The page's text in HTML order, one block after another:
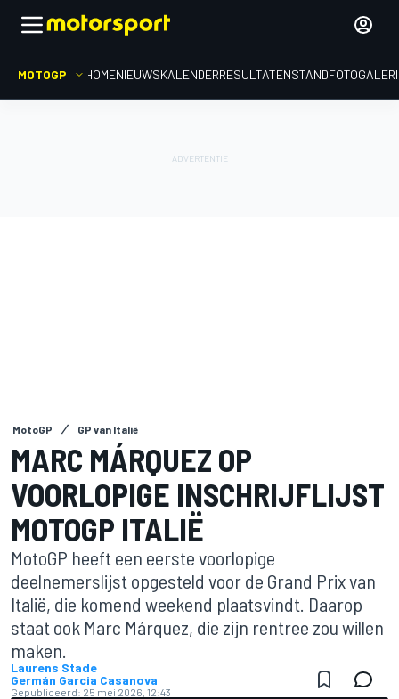
MOTOGP HOMENIEUWSKALENDERRESULTATENSTAND
MotoGP GP van Italië
MARC MÁRQUEZ OP
VOORLOPIGE INSCHRIJFLIJST
MOTOGP ITALIË
MotoGP heeft een eerste voorlopige
deelnemerslijst opgesteld voor de Grand Prix van
Italië, die komend weekend plaatsvindt. Daarop
staat ook Marc Márquez, die zijn rentree zou willen
maken.
Laurens Stade
Germán Garcia Casanova
Gepubliceerd: 25 mei 2026, 12:43